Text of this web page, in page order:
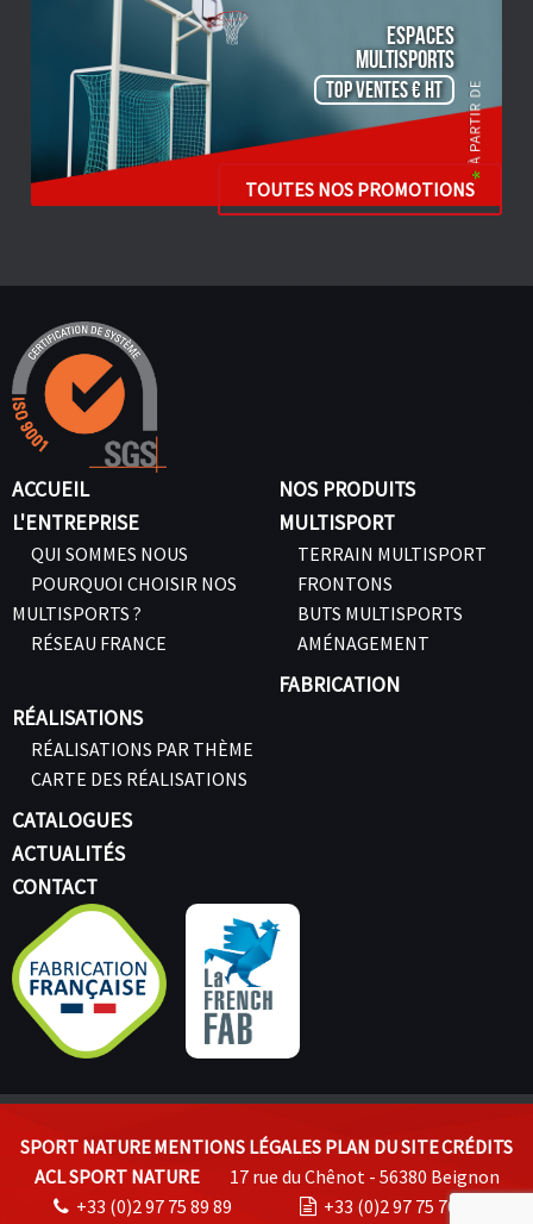
ESPACES
Multisports
TOP VENTES € HT
TOUTES NOS PROMOTIONS
ACCUEIL
L'ENTREPRISE
QUI SOMMES NOUS
POURQUOI CHOISIR NOS
MULTISPORTS ?
RÉSEAU FRANCE
NOS PRODUITS
MULTISPORT
TERRAIN MULTISPORT
FRONTONS
BUTS MULTISPORTS
AMÉNAGEMENT
FABRICATION
RÉALISATIONS
RÉALISATIONS PAR THÈME
CARTE DES RÉALISATIONS
CATALOGUES
ACTUALITÉS
CONTACT
SPORT NATUREMENTIONS LÉGALES PLAN DU SITECRÉDITS
ACL SPORT NATURE
17 rue du Chênot - 56380 Beignon
+33 (0)2 97 75 89 89
+33 (0)2 97 75 70 74